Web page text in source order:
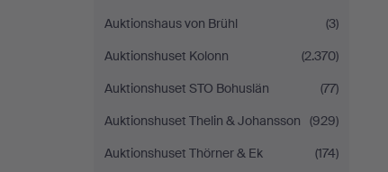
Auktionshaus von Brühl
(3)
Auktionshuset Kolonn
(2.370)
Auktionshuset STO Bohuslän
(77)
Auktionshuset Thelin & Johansson
(929)
Auktionshuset Thörner & Ek
(174)